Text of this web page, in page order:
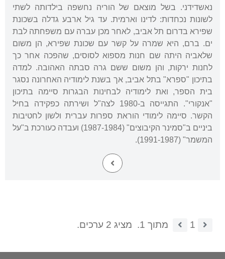
נאשדידני. בשל מוצאם של הוריה נחשפה בילדותה לשתי
לשונות נכחדות: לדינו וארמית. עד גיל ארבע גדלה בשכונת
שפירא בדרום תל אביב, לאחר מכן עברה עם משפחתה לבת
ים. ברם, היא שמרה על קשר עם שכונת שפירא, הן משום
שלאביה היתה שם חנות מספוא לסוסים, שהפכה אחר כך
לחנות ירקות, והן משום ששם גרה סבתה האהובה. למדה
בתיכון "ספרא" בתל אביב, אך בשנת לימודיה האחרונה נסגר
בית הספר, ואת לימודיה לבחינות הבגרות סיימה בתיכון
"אנקורי". התגייסה ב-1980 לצה"ל ושירתה כפקידה בחיל
הקשר. סיימה לימודי הוראת ספרות עברית ולשון לחטיבות
ביניים ב"סמינר הקיבוצים" (1987-1984) ועבדה כעורכת ב"על
המשמר" (1991-1987).
1 מתוך 1. מציג 2 ערכים.